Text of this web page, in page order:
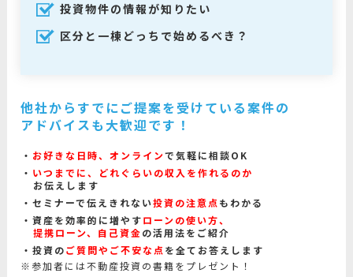
投資物件の情報が知りたい
区分と一棟どっちで始めるべき？
他社からすでにご提案を受けている案件の
アドバイスも大歓迎です！
お好きな日時、オンラインで気軽に相談OK
いつまでに、どれぐらいの収入を作れるのか
お伝えします
セミナーで伝えきれない投資の注意点 もわかる
資産を効率的に増やすローンの使い方、
提携ローン、自己資金の活用法をご紹介
投資のご質問やご不安な点 を全てお答えします
※参加者には不動産投資の書籍をプレゼント！